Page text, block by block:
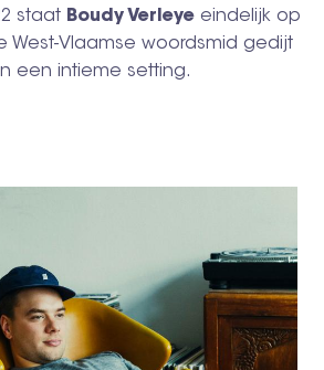
staat Boudy Verleye eindelijk op
West-Vlaamse woordsmid gedijt
een intieme setting.